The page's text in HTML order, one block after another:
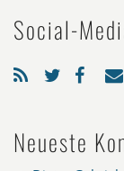
Social-
Neueste